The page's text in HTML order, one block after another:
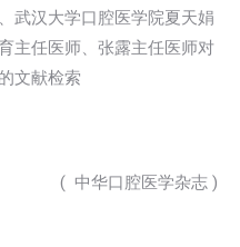
武汉大学口腔医学院夏天娟
主任医师、张露主任医师对
文献检索
( 中华口腔医学杂志 )